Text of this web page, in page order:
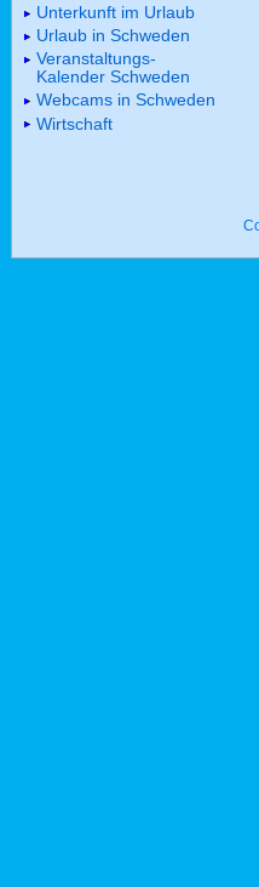
Unterkunft im Urlaub
Urlaub in Schweden
Veranstaltungs-
Kalender Schweden
Webcams in Schweden
Wirtschaft